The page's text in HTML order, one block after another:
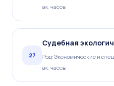
ак. часов
27
Судебная
Род: Экономические и
ак. часов